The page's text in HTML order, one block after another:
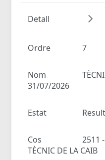
Detall
Ordre 7
Nom
31/07/2026
Estat
Cos
2511
TÈCNIC DE LA CAIB